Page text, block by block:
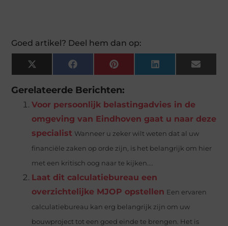
Goed artikel? Deel hem dan op:
X
(Twitter)
Facebook Pinterest LinkedIn Email
Gerelateerde Berichten:
Voor persoonlijk belastingadvies in de
omgeving van Eindhoven gaat u naar deze
specialist Wanneer u zeker wilt weten dat al uw
financiële zaken op orde zijn, is het belangrijk om hier
met een kritisch oog naar te kijken....
Laat dit calculatiebureau een
overzichtelijke MJOP opstellen Een ervaren
calculatiebureau kan erg belangrijk zijn om uw
bouwproject tot een goed einde te brengen. Het is